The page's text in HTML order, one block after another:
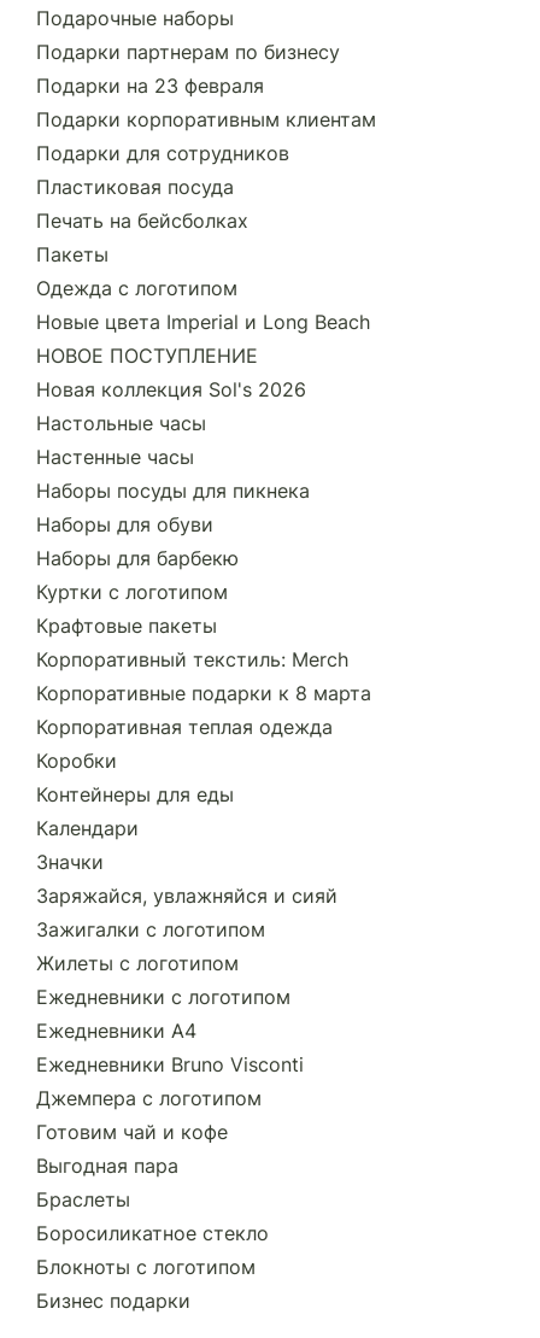
Подарочные наборы
Подарки партнерам по бизнесу
Подарки на 23 февраля
Подарки корпоративным клиентам
Подарки для сотрудников
Пластиковая посуда
Печать на бейсболках
Пакеты
Одежда с логотипом
Новые цвета Imperial и Long Beach
НОВОЕ ПОСТУПЛЕНИЕ
Новая коллекция Sol's 2026
Настольные часы
Настенные часы
Наборы посуды для пикнека
Наборы для обуви
Наборы для барбекю
Куртки с логотипом
Крафтовые пакеты
Корпоративный текстиль: Merch
Корпоративные подарки к 8 марта
Корпоративная теплая одежда
Коробки
Контейнеры для еды
Календари
Значки
Заряжайся, увлажняйся и сияй
Зажигалки с логотипом
Жилеты с логотипом
Ежедневники с логотипом
Ежедневники А4
Ежедневники Bruno Visconti
Джемпера с логотипом
Готовим чай и кофе
Выгодная пара
Браслеты
Боросиликатное стекло
Блокноты с логотипом
Бизнес подарки